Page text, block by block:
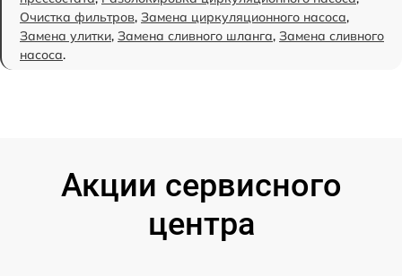
Очистка фильтров, Замена циркуляционного насоса,
Замена улитки, Замена сливного шланга, Замена сливного
насоса.
Акции сервисного
центра